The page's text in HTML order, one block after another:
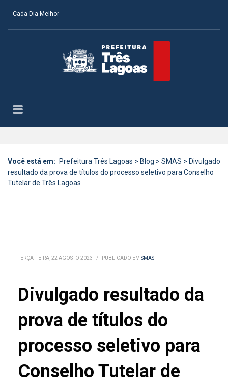
Cada Dia Melhor
Você está em: Prefeitura Três Lagoas > Blog > SMAS > Divulgado
resultado da prova de títulos do processo seletivo para Conselho
Tutelar de Três Lagoas
TERÇA-FEIRA, 22 AGOSTO 2023 / PUBLICADO EM SMAS
Divulgado resultado da
prova de títulos do
processo seletivo para
Conselho Tutelar de